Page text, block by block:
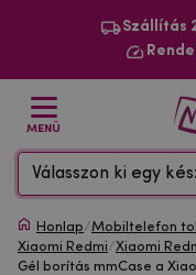
Szállítás
MENÜ
Válasszon ki egy
Honlap/Mobiltelefon
Xiaomi Redmi/Xiaomi
Gél borítás mmCase a